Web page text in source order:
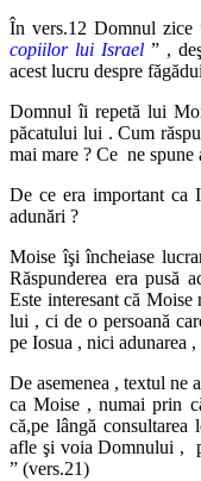
În vers.12 Domnul zice
copiilor lui Israel ” ,
acest lucru despre
Domnul îi repetă lui
păcatului lui . Cum
mai mare ? Ce ne spune
De ce era important ca
adunări ?
Moise îşi încheiase
Răspunderea era pusă
Este interesant că
lui , ci de o persoană
pe Iosua , nici adunarea
De asemenea , textul ne
ca Moise , numai prin
că,pe lângă
afle şi voia Domnului ,
” (vers.21)